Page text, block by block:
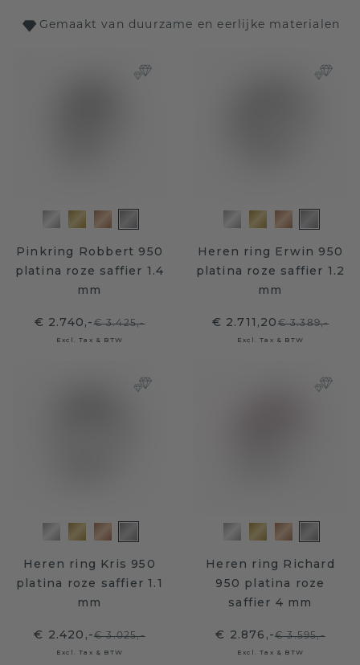
Gemaakt van duurzame en eerlijke materialen
Pinkring Robbert 950
platina roze saffier 1.4
mm
€ 2.740,-€ 3.425,-
Excl. Tax & BTW
Heren ring Erwin 950
platina roze saffier 1.2
mm
€ 2.711,20€ 3.389,-
Excl. Tax & BTW
Heren ring Kris 950
platina roze saffier 1.1
mm
€ 2.420,-€ 3.025,-
Excl. Tax & BTW
Heren ring Richard
950 platina roze
saffier 4 mm
€ 2.876,-€ 3.595,-
Excl. Tax & BTW